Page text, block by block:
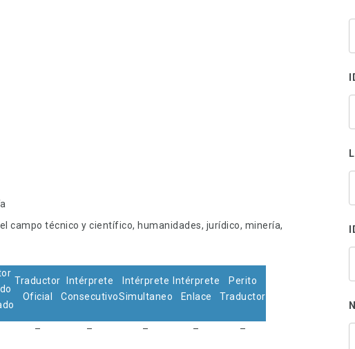
campo técnico y científico, humanidades, jurídico, minería,
Traductor
Oficial
Intérprete
Consecutivo
Intérprete
Simultaneo
Intérprete
Enlace
Perito
Traductor
– – – – –